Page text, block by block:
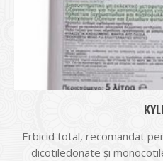
Erbicid total, recomandat
dicotiledonate și